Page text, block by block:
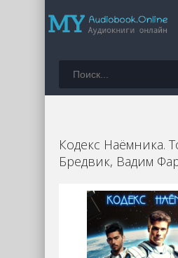
Кодекс Наёмника.
Бредвик, Вадим